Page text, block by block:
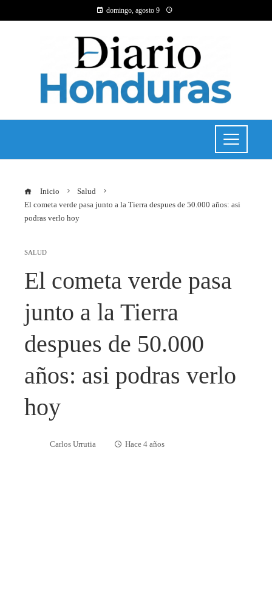
domingo, agosto 9
Inicio
Salud
El cometa verde pasa junto a la Tierra despues de 50.000 años: asi
podras verlo hoy
SALUD
El cometa verde pasa
junto a la Tierra
despues de 50.000
años: asi podras verlo
hoy
Carlos Urrutia Hace 4 años